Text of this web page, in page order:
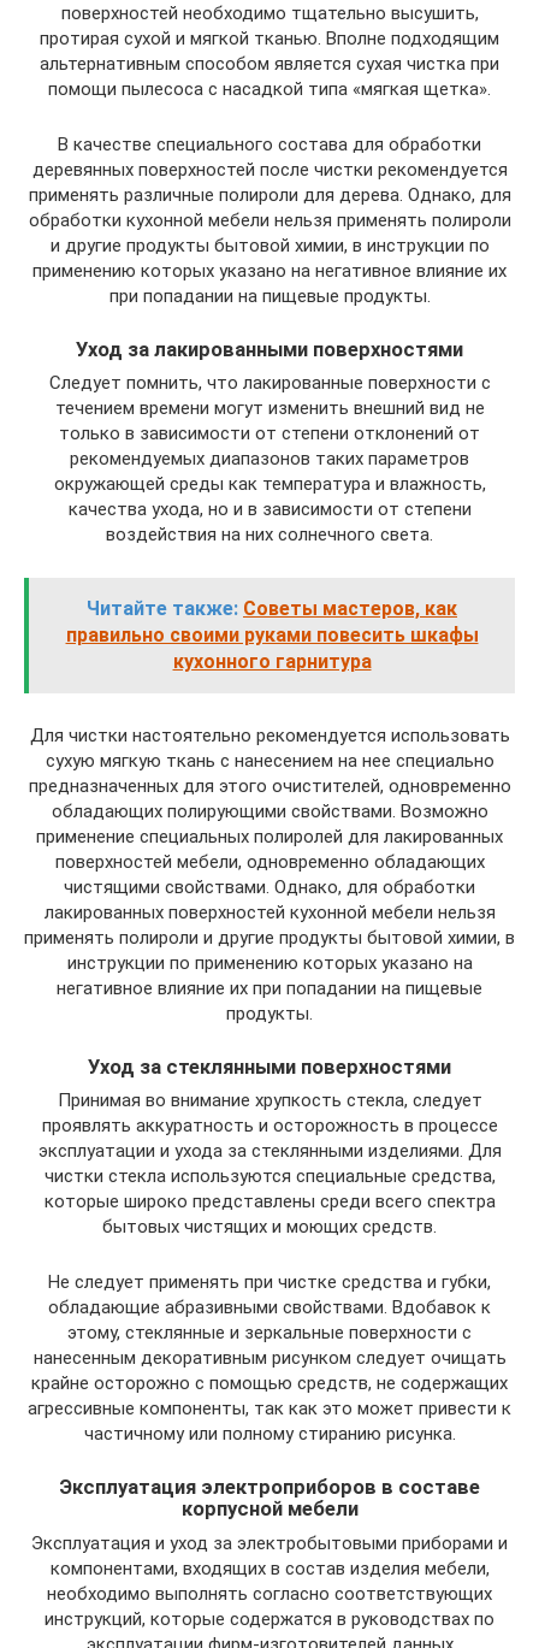
поверхностей необходимо тщательно высушить,
протирая сухой и мягкой тканью. Вполне подходящим
альтернативным способом является сухая чистка при
помощи пылесоса с насадкой типа «мягкая щетка».
В качестве специального состава для обработки
деревянных поверхностей после чистки рекомендуется
применять различные полироли для дерева. Однако, для
обработки кухонной мебели нельзя применять полироли
и другие продукты бытовой химии, в инструкции по
применению которых указано на негативное влияние их
при попадании на пищевые продукты.
Уход за лакированными поверхностями
Следует помнить, что лакированные поверхности с
течением времени могут изменить внешний вид не
только в зависимости от степени отклонений от
рекомендуемых диапазонов таких параметров
окружающей среды как температура и влажность,
качества ухода, но и в зависимости от степени
воздействия на них солнечного света.
Читайте также: Советы мастеров, как
правильно своими руками повесить шкафы
кухонного гарнитура
Для чистки настоятельно рекомендуется использовать
сухую мягкую ткань с нанесением на нее специально
предназначенных для этого очистителей, одновременно
обладающих полирующими свойствами. Возможно
применение специальных полиролей для лакированных
поверхностей мебели, одновременно обладающих
чистящими свойствами. Однако, для обработки
лакированных поверхностей кухонной мебели нельзя
применять полироли и другие продукты бытовой химии, в
инструкции по применению которых указано на
негативное влияние их при попадании на пищевые
продукты.
Уход за стеклянными поверхностями
Принимая во внимание хрупкость стекла, следует
проявлять аккуратность и осторожность в процессе
эксплуатации и ухода за стеклянными изделиями. Для
чистки стекла используются специальные средства,
которые широко представлены среди всего спектра
бытовых чистящих и моющих средств.
Не следует применять при чистке средства и губки,
обладающие абразивными свойствами. Вдобавок к
этому, стеклянные и зеркальные поверхности с
нанесенным декоративным рисунком следует очищать
крайне осторожно с помощью средств, не содержащих
агрессивные компоненты, так как это может привести к
частичному или полному стиранию рисунка.
Эксплуатация электроприборов в составе
корпусной мебели
Эксплуатация и уход за электробытовыми приборами и
компонентами, входящих в состав изделия мебели,
необходимо выполнять согласно соответствующих
инструкций, которые содержатся в руководствах по